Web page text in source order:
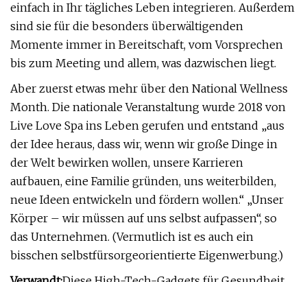
einfach in Ihr tägliches Leben integrieren. Außerdem
sind sie für die besonders überwältigenden
Momente immer in Bereitschaft, vom Vorsprechen
bis zum Meeting und allem, was dazwischen liegt.
Aber zuerst etwas mehr über den National Wellness
Month. Die nationale Veranstaltung wurde 2018 von
Live Love Spa ins Leben gerufen und entstand „aus
der Idee heraus, dass wir, wenn wir große Dinge in
der Welt bewirken wollen, unsere Karrieren
aufbauen, eine Familie gründen, uns weiterbilden,
neue Ideen entwickeln und fördern wollen.“ „Unser
Körper – wir müssen auf uns selbst aufpassen“, so
das Unternehmen. (Vermutlich ist es auch ein
bisschen selbstfürsorgeorientierte Eigenwerbung.)